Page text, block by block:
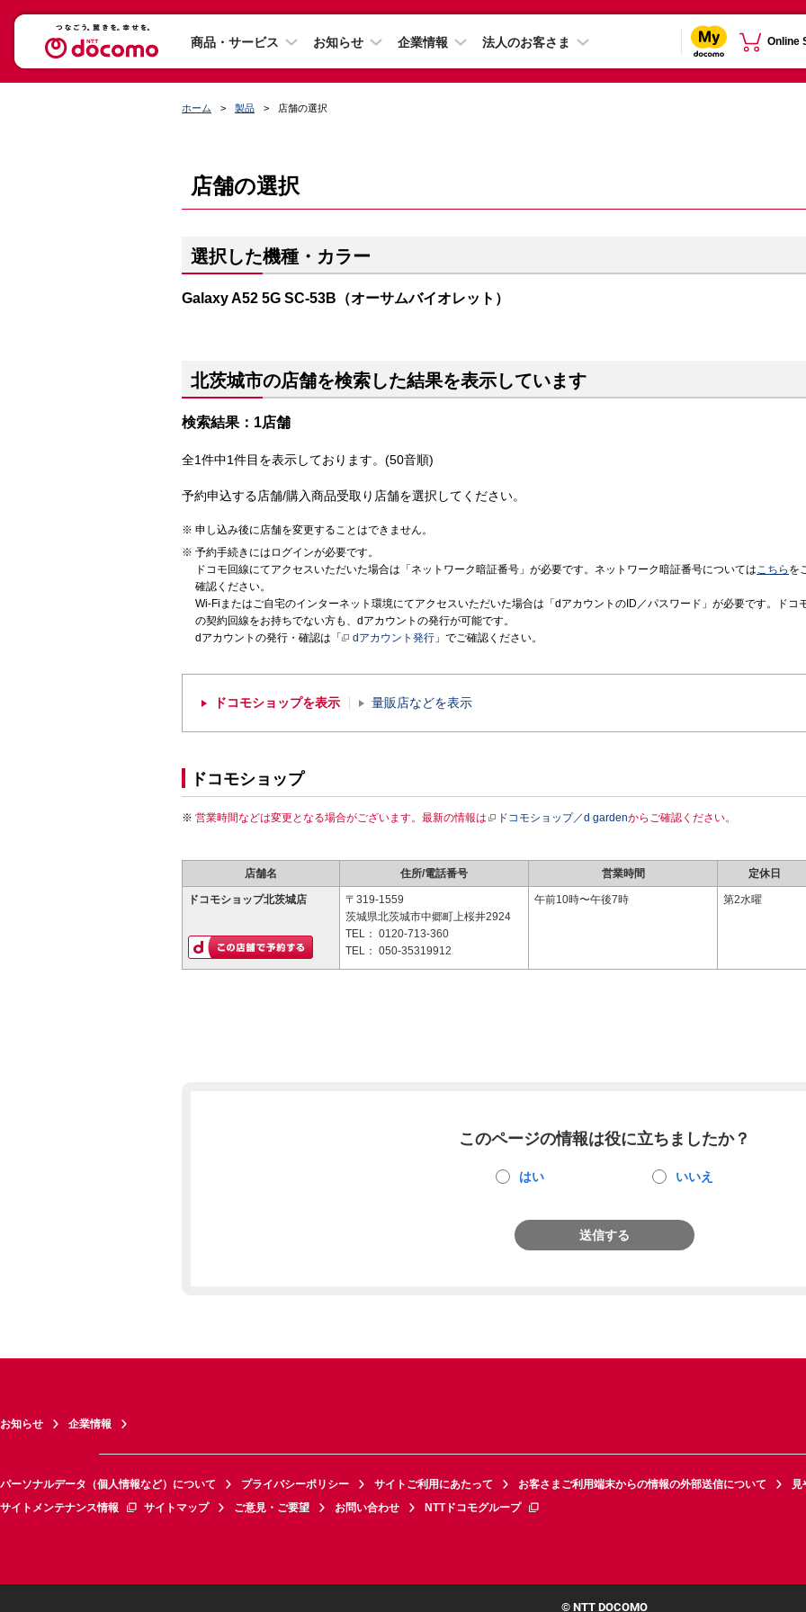
商品・サービス お知らせ 企業情報 法人のお客さま Online
ホーム 製品 店舗の選択
店舗の選択
選択した機種・カラー
Galaxy A52 5G SC-53B（オーサムバイオレット）
北茨城市の店舗を検索した結果を表示しています
検索結果：1店舗
全1件中1件目を表示しております。(50音順)
予約申込する店舗/購入商品受取り店舗を選択してください。
申し込み後に店舗を変更することはできません。
予約手続きにはログインが必要です。
ドコモ回線にてアクセスいただいた場合は「ネットワーク暗証番号」が必要です。ネットワーク暗証番号についてはこちら を
確認ください。
Wi-Fiまたはご自宅のインターネット環境にてアクセスいただいた場合は「dアカウントのID／パスワード」が必要です。ドコ
の契約回線をお持ちでない方も、dアカウントの発行が可能です。
dアカウントの発行・確認は「
dアカウント発行 」でご確認ください。
ドコモショップを表示 量販店などを表示
ドコモショップ
営業時間などは変更となる場合がございます。最新の情報は ドコモショップ／d gardenからご確認ください。
店舗名 住所/電話番号 営業時間 定休日
ドコモショップ北茨城店
〒319-1559
茨城県北茨城市中郷町上桜井2924
TEL： 0120-713-360
TEL： 050-35319912
午前10時〜午後7時 第2水曜
このページの情報は役に立ちましたか？
はい いいえ
送信する
お知らせ 企業情報
パーソナルデータ（個人情報など）について プライバシーポリシー サイトご利用にあたって お客さまご利用端末からの情報の外部送信について
見
サイトメンテナンス情報
サイトマップ ご意見・ご要望 お問い合わせ NTTドコモグループ
© NTT DOCOMO